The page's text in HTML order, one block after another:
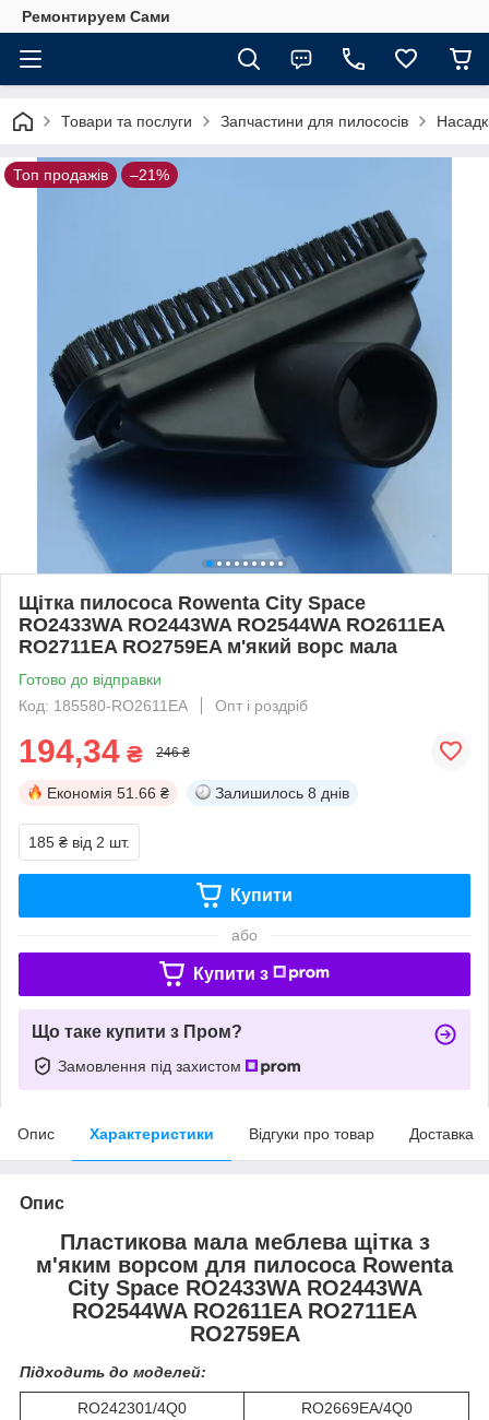
Ремонтируем Сами
Товари та послуги Запчастини для пилососів
Топ продажів –21%
Щітка пилососа Rowenta City Space
RO2433WA RO2443WA RO2544WA RO2611EA
RO2711EA RO2759EA м'який ворс мала
Готово до відправки
Код: 185580-RO2611EA
Опт і роздріб
194,34 ₴ 246 ₴
Економія 51.66 ₴ Залишилось 8 днів
185 ₴ від 2 шт.
Купити
або
Купити з
Що таке купити з Пром?
Замовлення під захистом
Опис Характеристики Відгуки про товар Доставка
Опис
Пластикова мала меблева щітка з
м'яким ворсом для пилососа Rowenta
City Space RO2433WA RO2443WA
RO2544WA RO2611EA RO2711EA
RO2759EA
Підходить до моделей:
RO242301/4Q0
RO2669EA/4Q0